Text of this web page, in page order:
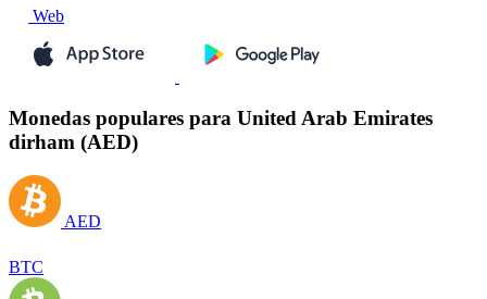
Web
Monedas populares para United Arab Emirates
dirham (AED)
AED
BTC